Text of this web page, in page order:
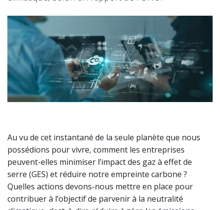
Au vu de cet instantané de la seule planète que nous
possédions pour vivre, comment les entreprises
peuvent-elles minimiser l’impact des gaz à effet de
serre (GES) et réduire notre empreinte carbone ?
Quelles actions devons-nous mettre en place pour
contribuer à l’objectif de parvenir à la neutralité